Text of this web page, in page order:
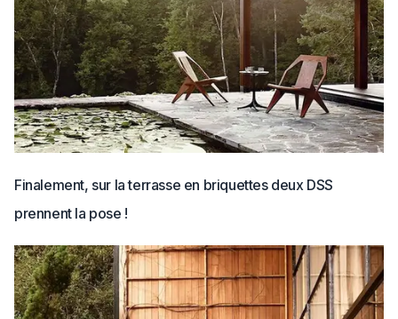
Finalement, sur la terrasse en briquettes deux DSS
prennent la pose !